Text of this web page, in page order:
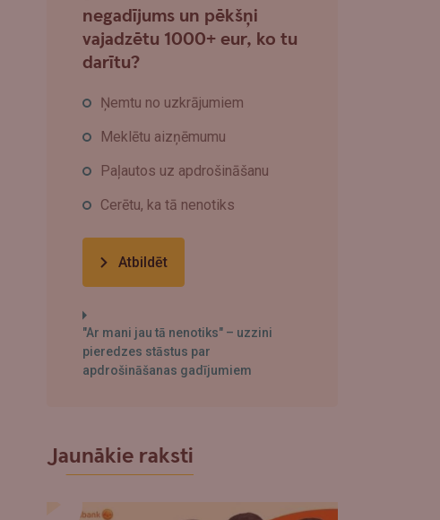
negadījums un pēkšņi
vajadzētu 1000+ eur, ko tu
darītu?
Ņemtu no uzkrājumiem
Meklētu aizņēmumu
Paļautos uz apdrošināšanu
Cerētu, ka tā nenotiks
Atbildēt
"Ar mani jau tā nenotiks" – uzzini
pieredzes stāstus par
apdrošināšanas gadījumiem
Jaunākie raksti